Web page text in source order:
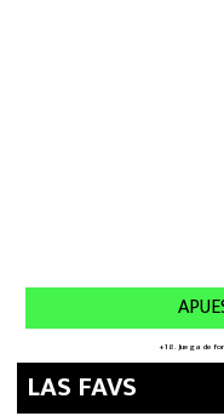
LAS FAVS